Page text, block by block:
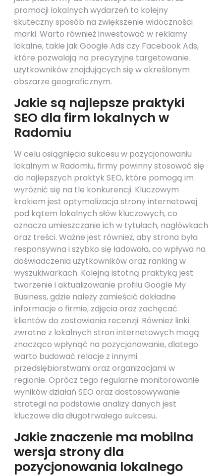
promocji lokalnych wydarzeń to kolejny
skuteczny sposób na zwiększenie widoczności
marki. Warto również inwestować w reklamy
lokalne, takie jak Google Ads czy Facebook Ads,
które pozwalają na precyzyjne targetowanie
użytkowników znajdujących się w określonym
obszarze geograficznym.
Jakie są najlepsze praktyki
SEO dla firm lokalnych w
Radomiu
W celu osiągnięcia sukcesu w pozycjonowaniu
lokalnym w Radomiu, firmy powinny stosować się
do najlepszych praktyk SEO, które pomogą im
wyróżnić się na tle konkurencji. Kluczowym
krokiem jest optymalizacja strony internetowej
pod kątem lokalnych słów kluczowych, co
oznacza umieszczanie ich w tytułach, nagłówkach
oraz treści. Ważne jest również, aby strona była
responsywna i szybko się ładowała, co wpływa na
doświadczenia użytkowników oraz ranking w
wyszukiwarkach. Kolejną istotną praktyką jest
tworzenie i aktualizowanie profilu Google My
Business, gdzie należy zamieścić dokładne
informacje o firmie, zdjęcia oraz zachęcać
klientów do zostawiania recenzji. Również linki
zwrotne z lokalnych stron internetowych mogą
znacząco wpłynąć na pozycjonowanie, dlatego
warto budować relacje z innymi
przedsiębiorstwami oraz organizacjami w
regionie. Oprócz tego regularne monitorowanie
wyników działań SEO oraz dostosowywanie
strategii na podstawie analizy danych jest
kluczowe dla długotrwałego sukcesu.
Jakie znaczenie ma mobilna
wersja strony dla
pozycjonowania lokalnego